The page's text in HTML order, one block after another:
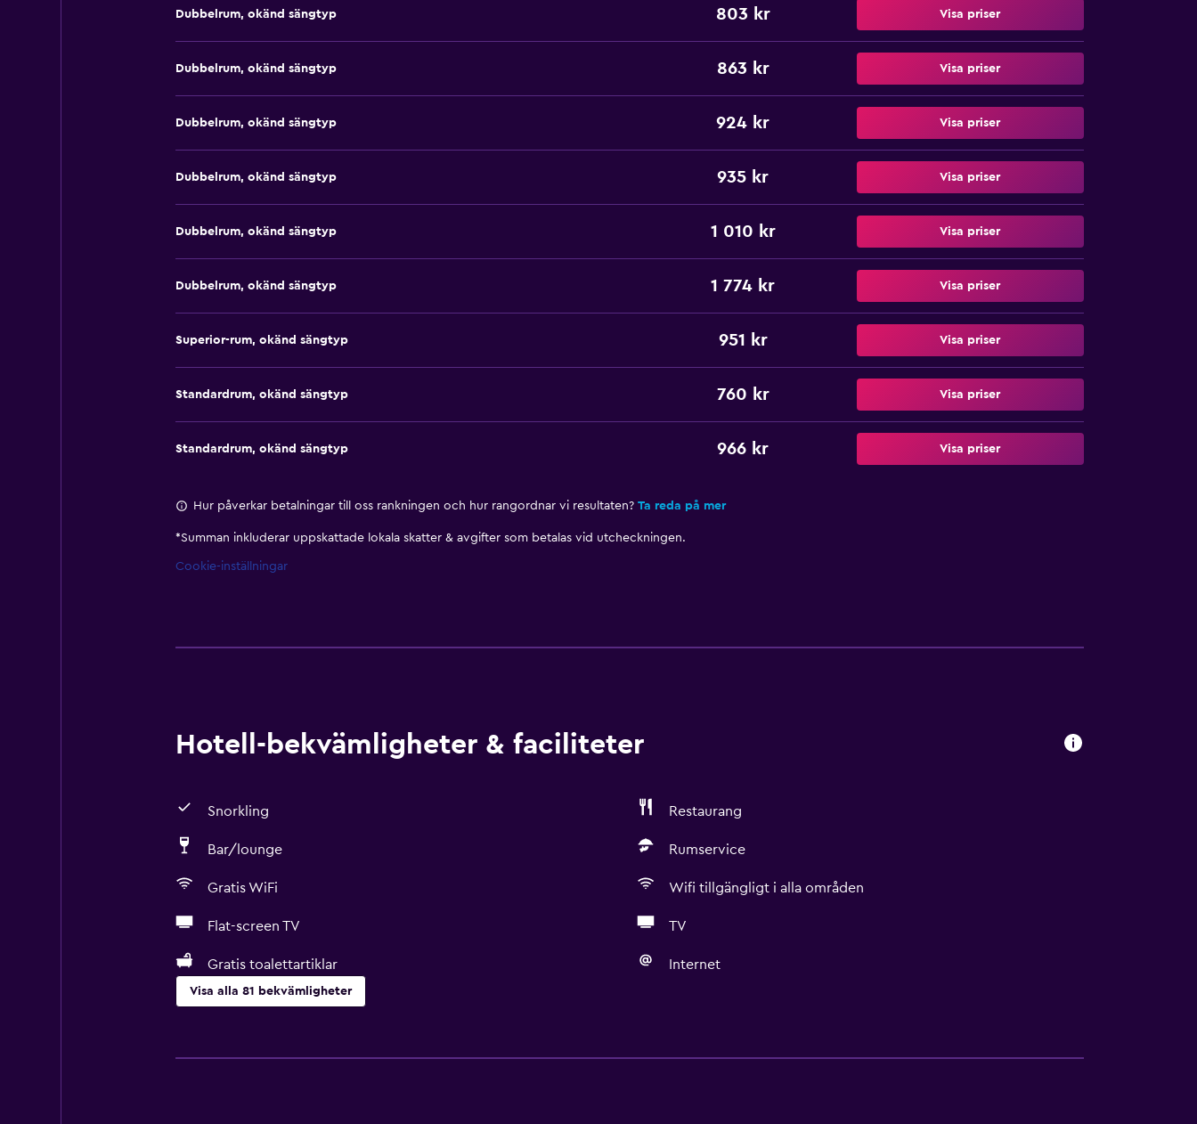
Dubbelrum, okänd sängtyp 803 kr Visa priser
Dubbelrum, okänd sängtyp 863 kr Visa priser
Dubbelrum, okänd sängtyp 924 kr Visa priser
Dubbelrum, okänd sängtyp 935 kr Visa priser
Dubbelrum, okänd sängtyp 1 010 kr Visa priser
Dubbelrum, okänd sängtyp 1 774 kr Visa priser
Superior-rum, okänd sängtyp 951 kr Visa priser
Standardrum, okänd sängtyp 760 kr Visa priser
Standardrum, okänd sängtyp 966 kr Visa priser
Hur påverkar betalningar till oss rankningen och hur rangordnar vi resultaten? Ta reda på mer
*Summan inkluderar uppskattade lokala skatter & avgifter som betalas vid utcheckningen.
Cookie-inställningar
Hotell-bekvämligheter & faciliteter
Snorkling Restaurang
Bar/lounge Rumservice
Gratis WiFi Wifi tillgängligt i alla områden
Flat-screen TV TV
Gratis toalettartiklar Internet
Visa alla 81 bekvämligheter
Hela enheten är rullstolsanpassad
Utsikt över lugn gata